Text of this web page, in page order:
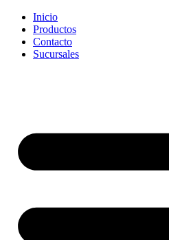
Inicio
Productos
Contacto
Sucursales